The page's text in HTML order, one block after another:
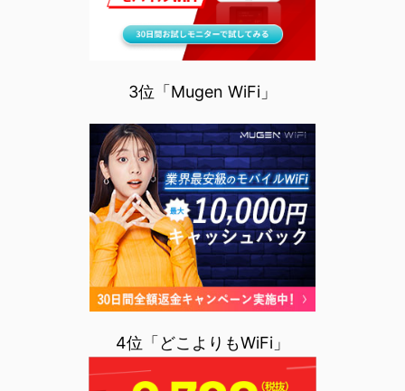
3位「Mugen WiFi」
4位「どこよりもWiFi」